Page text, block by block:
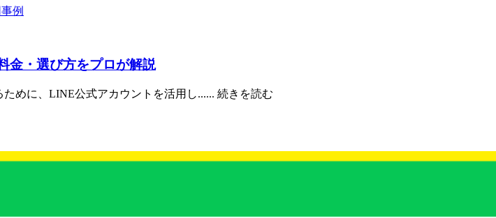
例
金・選び方をプロが解説
めに、LINE公式アカウントを活用し...... 続きを読む